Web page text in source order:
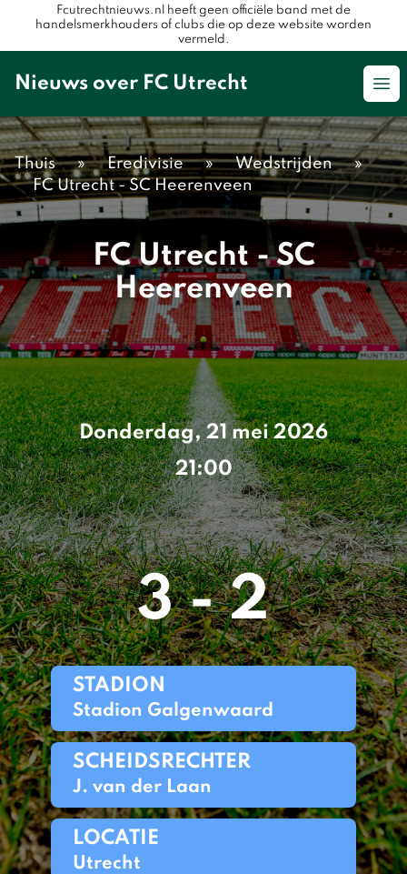
Fcutrechtnieuws.nl heeft geen officiële band met de
handelsmerkhouders of clubs die op deze website worden
vermeld.
Nieuws over FC Utrecht
Thuis » Eredivisie » Wedstrijden
»
FC Utrecht - SC Heerenveen
FC Utrecht - SC
Heerenveen
Donderdag, 21 mei 2026
21:00
3 - 2
STADION
Stadion Galgenwaard
SCHEIDSRECHTER
J. van der Laan
LOCATIE
Utrecht